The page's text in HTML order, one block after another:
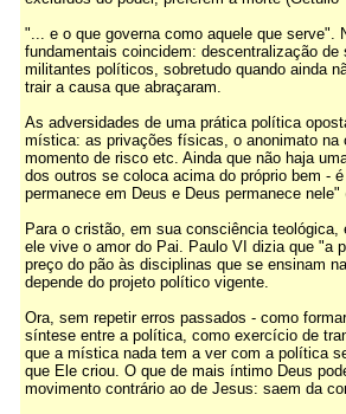
"... e o que governa como aquele que
fundamentais coincidem: descentralização
militantes políticos, sobretudo quando ainda
trair a causa que abraçaram.
As adversidades de uma prática política
mística: as privações físicas, o anonimato na
momento de risco etc. Ainda que não haja
dos outros se coloca acima do próprio bem -
permanece em Deus e Deus permanece nele"
Para o cristão, em sua consciência
ele vive o amor do Pai. Paulo VI dizia que "a
preço do pão às disciplinas que se ensinam
depende do projeto político vigente.
Ora, sem repetir erros passados - como
síntese entre a política, como exercício de
que a mística nada tem a ver com a política
que Ele criou. O que de mais íntimo Deus
movimento contrário ao de Jesus: saem da